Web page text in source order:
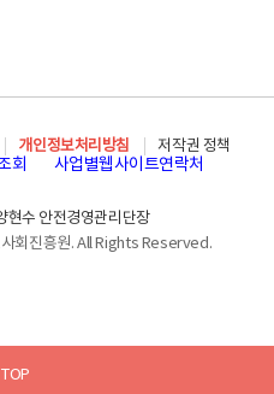
TOP
개인정보처리방침
저작권 정책
회 사업별웹사이트연락처
현수 안전경영관리단장
회진흥원. All Rights Reserved.